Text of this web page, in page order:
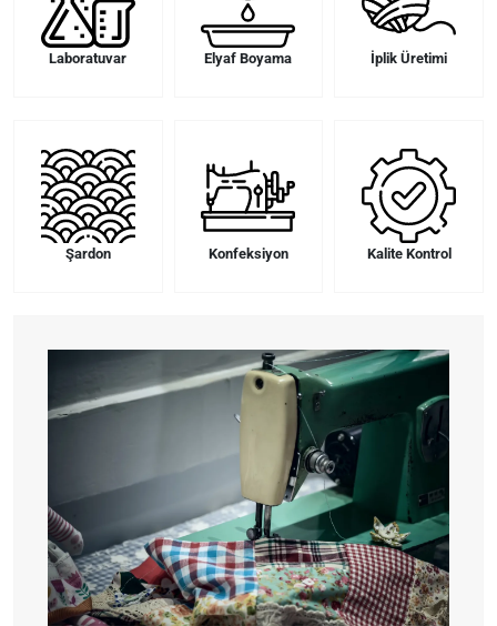
Laboratuvar Elyaf Boyama İplik Üretimi
Şardon Konfeksiyon Kalite Kontrol